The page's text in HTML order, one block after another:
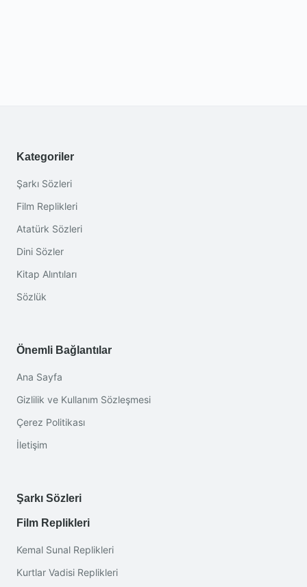
Kategoriler
Şarkı Sözleri
Film Replikleri
Atatürk Sözleri
Dini Sözler
Kitap Alıntıları
Sözlük
Önemli Bağlantılar
Ana Sayfa
Gizlilik ve Kullanım Sözleşmesi
Çerez Politikası
İletişim
Şarkı Sözleri
Film Replikleri
Kemal Sunal Replikleri
Kurtlar Vadisi Replikleri